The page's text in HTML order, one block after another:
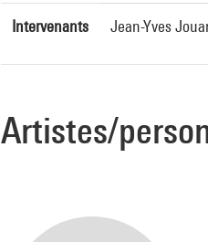
Intervenants Jean-Yves
Artistes/